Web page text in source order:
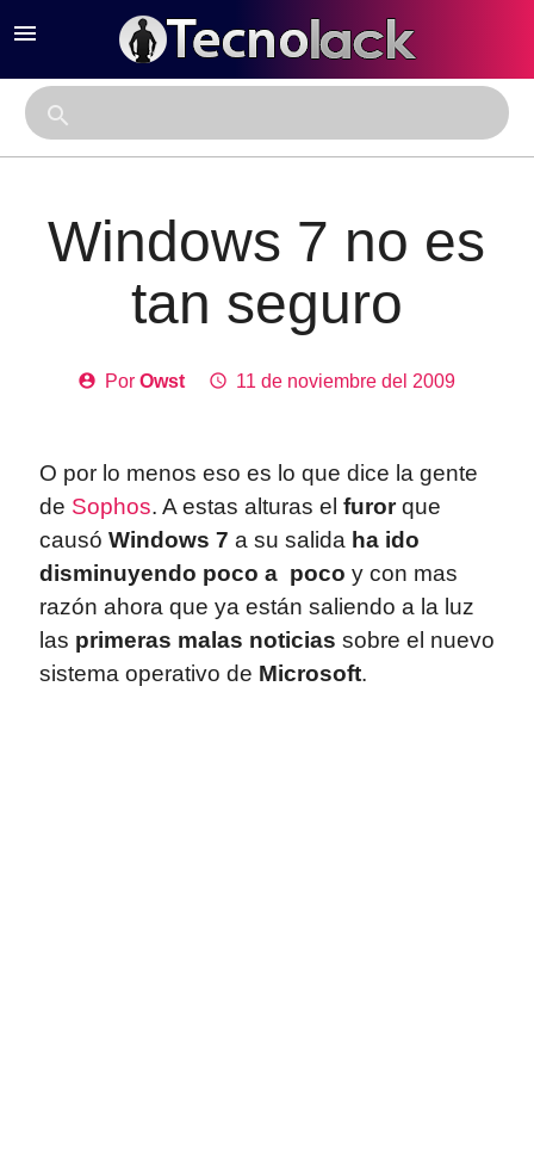
menu
search
Windows 7 no es
tan seguro
account_circle PorOwst access_time 11 de noviembre del 2009
O por lo menos eso es lo que dice la gente
de Sophos. A estas alturas el furorque
causó Windows 7 a su salida ha ido
disminuyendo poco a poco y con mas
razón ahora que ya están saliendo a la luz
las primeras malas noticias sobre el nuevo
sistema operativo de Microsoft.